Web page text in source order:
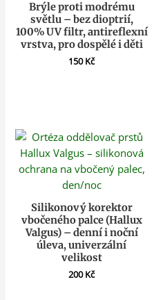
Brýle proti modrému
světlu – bez dioptrií,
100% UV filtr, antireflexní
vrstva, pro dospělé i děti
150Kč
Silikonový korektor
vbočeného palce (Hallux
Valgus) – denní i noční
úleva, univerzální
velikost
200Kč